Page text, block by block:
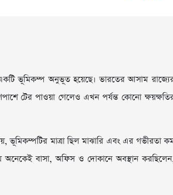
ভূমিকম্প অনুভূত হয়েছে। ভারতের আসাম
টের পাওয়া গেলেও এখন পর্যন্ত কোনো
ভূমিকম্পটির মাত্রা ছিল মাঝারি এবং এর গভীরতা
বাসা, অফিস ও দোকানে অবস্থান